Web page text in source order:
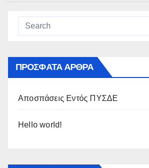
ΠΡΌΣΦΑΤΑ ΆΡΘΡΑ
Αποσπάσεις Εντός ΠΥΣΔΕ
Hello world!